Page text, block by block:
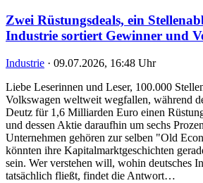
Zwei Rüstungsdeals, ein
Industrie sortiert Gewinner und
Industrie · 09.07.2026, 16:48 Uhr
Liebe Leserinnen und Leser, 100.000
Volkswagen weltweit wegfallen, während
Deutz für 1,6 Milliarden Euro einen
und dessen Aktie daraufhin um sechs
Unternehmen gehören zur selben "Old
könnten ihre Kapitalmarktgeschichten
sein. Wer verstehen will, wohin deutsches
tatsächlich fließt, findet die Antwort…